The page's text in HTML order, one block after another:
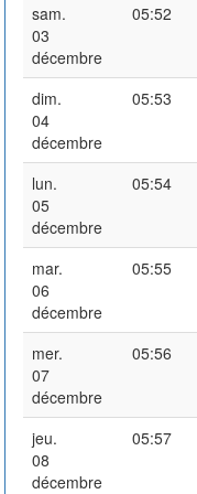
sam.
03
décembre
05:52
dim.
04
décembre
05:53
lun.
05
décembre
05:54
mar.
06
décembre
05:55
mer.
07
décembre
05:56
jeu.
08
décembre
05:57